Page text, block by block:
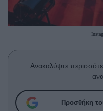
Πρόσωπα
Who
True Stories
Success Stories
Ανακαλύψτε
Προσθήκη